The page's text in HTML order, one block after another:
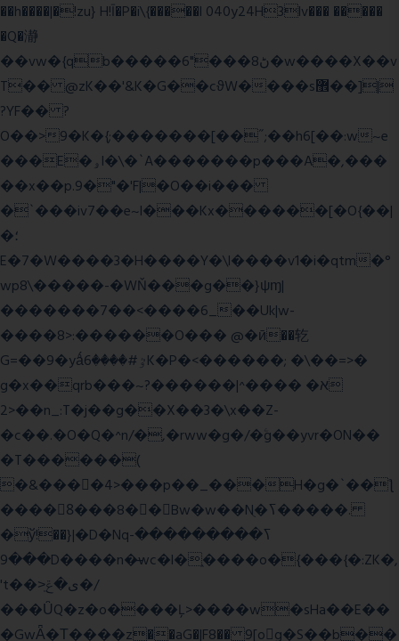
��h����|�!zu} H!Ī�P�i\{�����l 040y24H3lv��� �����
�Q�瀞
��vw�{qb�����6"���8ڻ�w����X��v
T�� @zK��'&K�G��cϑW����s޾��]|
?YF�� ?
O��>9�K�{;�������[��˝;��h6[��:w~e
���E�ۅl�\�`A�������p���A�,���
��x��p.9�"�'F|�O��i���
�`���iv7��e~l���Kx������[�O{��|
�؛
E�7�W����3�H����Y�\l����v1�i�qtm�°
wp8\�����-�WŇ���g��}ψɱ|
�������7��<����6_��Uk|w-
����8>:������O��� @�ӣ��䢀
G=��9�yǻٷ#����6K�P�<������; �\��=>�
g�x��qrb���~א� ����^|������?
2>��n_:T�j��g��X��3�\x��Z-
�c��.�O�Q�^n/�,�rww�g�/�ۧg��yvr�ON��
�T������(
�&����4>���p��_���H�g�`��ƪ
����8َ���8� �󳳦Bw�w��Nֻ�ߖ�����.
�ў!��}|�D�Nqߖ���������-
���9D����n�̶wc�l�֑����o�{���{�:ZK�,
't��>͍ى�ݝ�/
���ǙQ�z�o����Ļ>����w�sHa��E��
�GwǞ�Τ����z��aG�|F8�� 9[og�S��b��